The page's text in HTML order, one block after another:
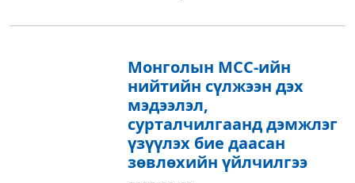
Монголын MCC-ийн
нийтийн сүлжээн дэх
мэдээлэл,
сурталчилгаанд дэмжлэг
үзүүлэх бие даасан
зөвлөхийн үйлчилгээ